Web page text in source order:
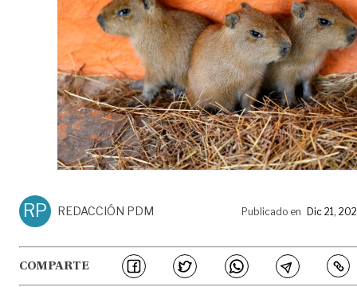
RP REDACCIÓN PDM Publicado en Dic 21,
COMPARTE